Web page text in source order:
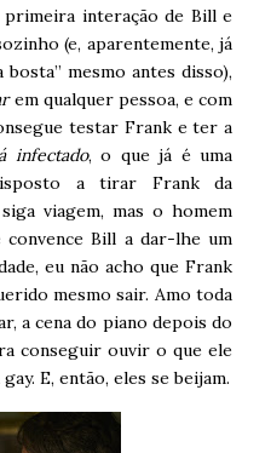
interação de Bill e
(e, aparentemente, já
mesmo antes disso),
em qualquer pessoa, e com
testar Frank e ter a
infectado, o que já é uma
a tirar Frank da
viagem, mas o homem
convence Bill a dar-lhe um
eu não acho que Frank
mesmo sair. Amo toda
a cena do piano depois do
conseguir ouvir o que ele
E, então, eles se beijam.